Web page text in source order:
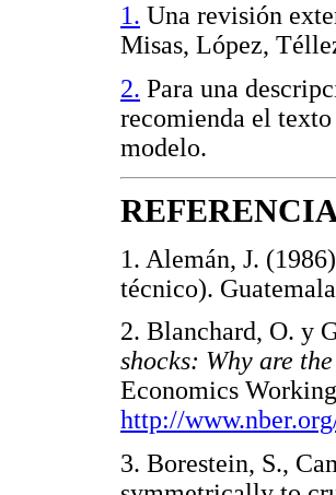
1. Una revisión
Misas, López,
2. Para una
recomienda el
modelo.
1. Alemán, J.
técnico).
2. Blanchard, O. y
shocks: Why are
Economics
http://
3. Borestein, S.,